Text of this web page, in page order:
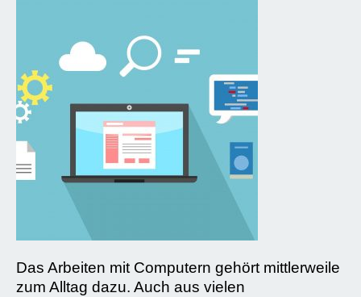
Das Arbeiten mit Computern gehört mittlerweile
zum Alltag dazu. Auch aus vielen